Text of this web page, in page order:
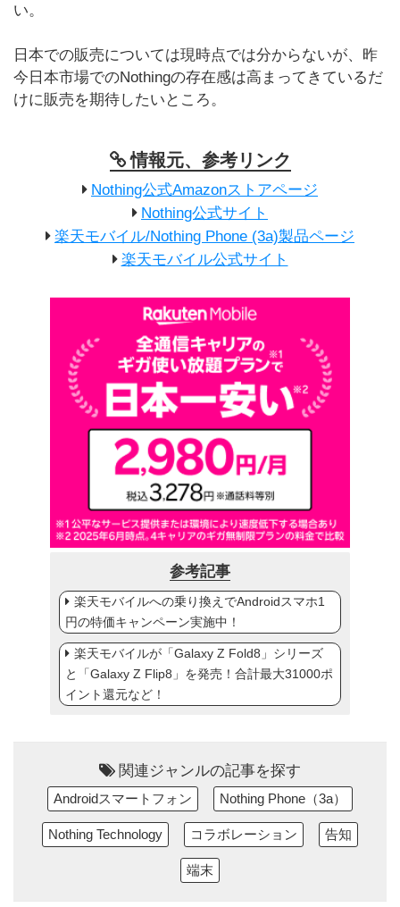
い。
日本での販売については現時点では分からないが、昨
今日本市場でのNothingの存在感は高まってきているだ
けに販売を期待したいところ。
情報元、参考リンク
Nothing公式Amazonストアページ
Nothing公式サイト
楽天モバイル/Nothing Phone (3a)製品ページ
楽天モバイル公式サイト
参考記事
楽天モバイルへの乗り換えでAndroidスマホ1
円の特価キャンペーン実施中！
楽天モバイルが「Galaxy Z Fold8」シリーズ
と「Galaxy Z Flip8」を発売！合計最大31000ポ
イント還元など！
関連ジャンルの記事を探す
Androidスマートフォン Nothing Phone（3a）
Nothing Technology コラボレーション 告知
端末